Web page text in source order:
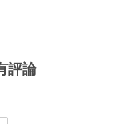
評論